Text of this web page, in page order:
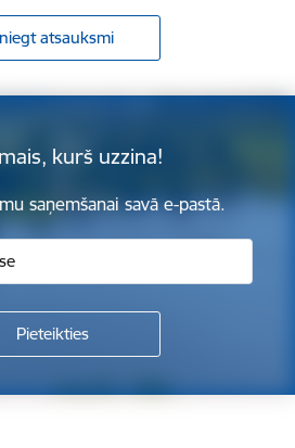
atsauksmi
kurš uzzina!
saņemšanai savā e-pastā.